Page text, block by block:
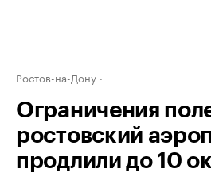
Ростов-на-Дону
Ограничения
ростовский
продлили до 10